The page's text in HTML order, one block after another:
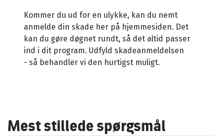
Kommer du ud for en ulykke, kan du nemt
anmelde din skade her på hjemmesiden. Det
kan du gøre døgnet rundt, så det altid passer
ind i dit program. Udfyld skadeanmeldelsen
- så behandler vi den hurtigst muligt.
Mest stillede spørgsmål